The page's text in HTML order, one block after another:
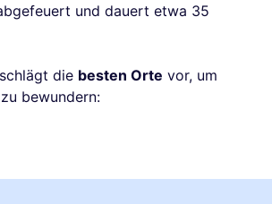
und dauert etwa 35
die besten Orte vor, um
bewundern: